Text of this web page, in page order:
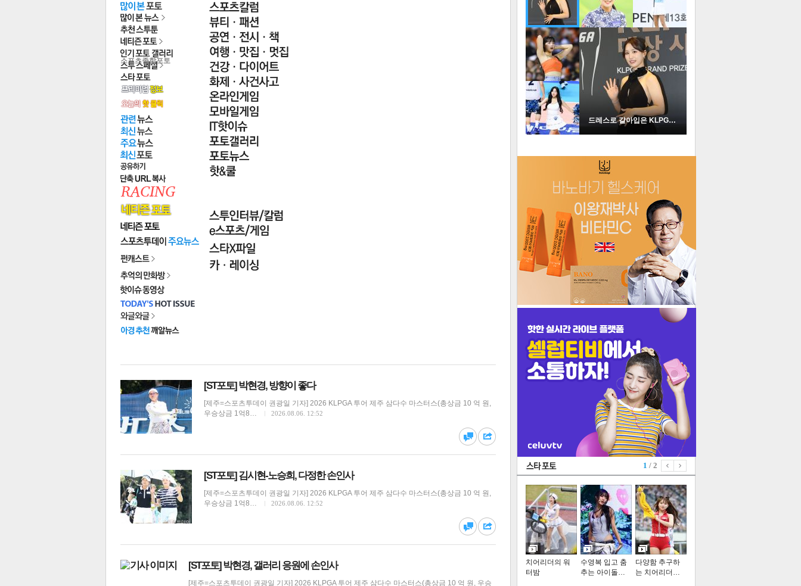
스포츠종합포토
[ST포토] 박현경, 방향이 좋다
[제주=스포츠투데이 권광일 기자] 2026 KLPGA 투어 제주 삼다수 마스터스(총상금 10 억 원,
우승상금 1억8…
2026.08.06. 12:52
[ST포토] 김시현-노승희, 다정한 손인사
[제주=스포츠투데이 권광일 기자] 2026 KLPGA 투어 제주 삼다수 마스터스(총상금 10 억 원,
우승상금 1억8…
2026.08.06. 12:52
[ST포토] 박현경, 갤러리 응원에 손인사
[제주=스포츠투데이 권광일 기자] 2026 KLPGA 투어 제주 삼다수 마스터스(총상금 10 억 원, 우승
많이 본 뉴스
연예
스포츠 포토
2
더보기
인기포토
드레스로 갈아입은 KLPGA …
1 / 2
치어리더의 워
터밤
수영복 입고 춤
추는 아이돌…
다양함 추구하
는 치어리더…